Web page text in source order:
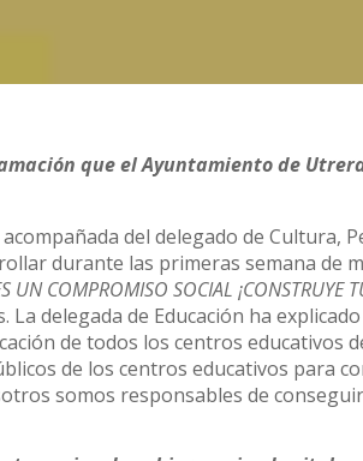
que el Ayuntamiento de
del delegado de Cultura,
durante las primeras semana de
UN COMPROMISO SOCIAL ¡CONSTRUYE
delegada de Educación ha
de todos los centros educativos
de los centros educativos para
somos responsables de